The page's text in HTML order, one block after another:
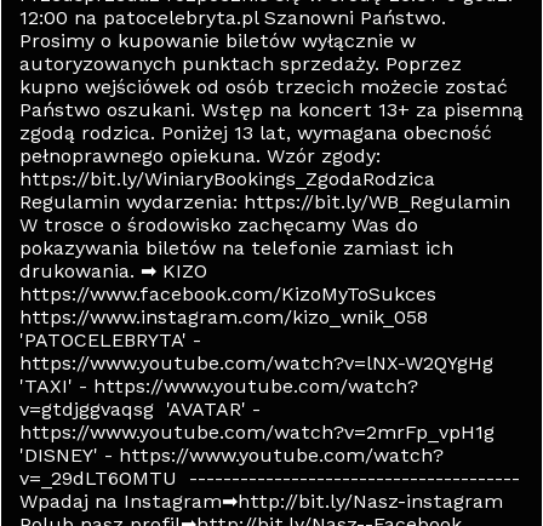
12:00 na patocelebryta.pl Szanowni Państwo.
Prosimy o kupowanie biletów wyłącznie w
autoryzowanych punktach sprzedaży. Poprzez
kupno wejściówek od osób trzecich możecie zostać
Państwo oszukani. Wstęp na koncert 13+ za pisemną
zgodą rodzica. Poniżej 13 lat, wymagana obecność
pełnoprawnego opiekuna. Wzór zgody:
https://bit.ly/WiniaryBookings_ZgodaRodzica
Regulamin wydarzenia: https://bit.ly/WB_Regulamin
W trosce o środowisko zachęcamy Was do
pokazywania biletów na telefonie zamiast ich
drukowania. ➡ KIZO
https://www.facebook.com/KizoMyToSukces
https://www.instagram.com/kizo_wnik_058
'PATOCELEBRYTA' -
https://www.youtube.com/watch?v=lNX-W2QYgHg
'TAXI' - https://www.youtube.com/watch?
v=gtdjggvaqsg 'AVATAR' -
https://www.youtube.com/watch?v=2mrFp_vpH1g
'DISNEY' - https://www.youtube.com/watch?
v=_29dLT6OMTU ---------------------------------------
Wpadaj na Instagram➡http://bit.ly/Nasz-instagram